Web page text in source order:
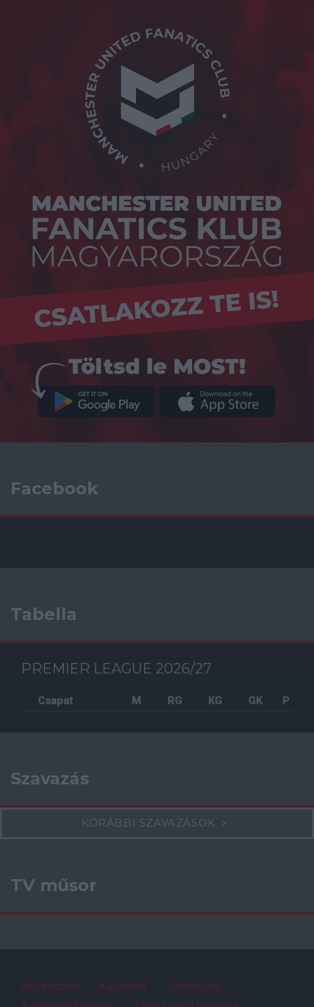
Facebook
Tabella
PREMIER LEAGUE 2026/27
Csapat M RG KG GK P
Szavazás
KORÁBBI SZAVAZÁSOK
TV műsor
Impresszum Kapcsolat
Szerzői jog